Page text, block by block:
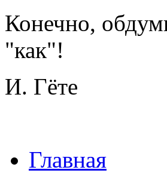
Конечно,
"как"!
И. Гёте
Главная